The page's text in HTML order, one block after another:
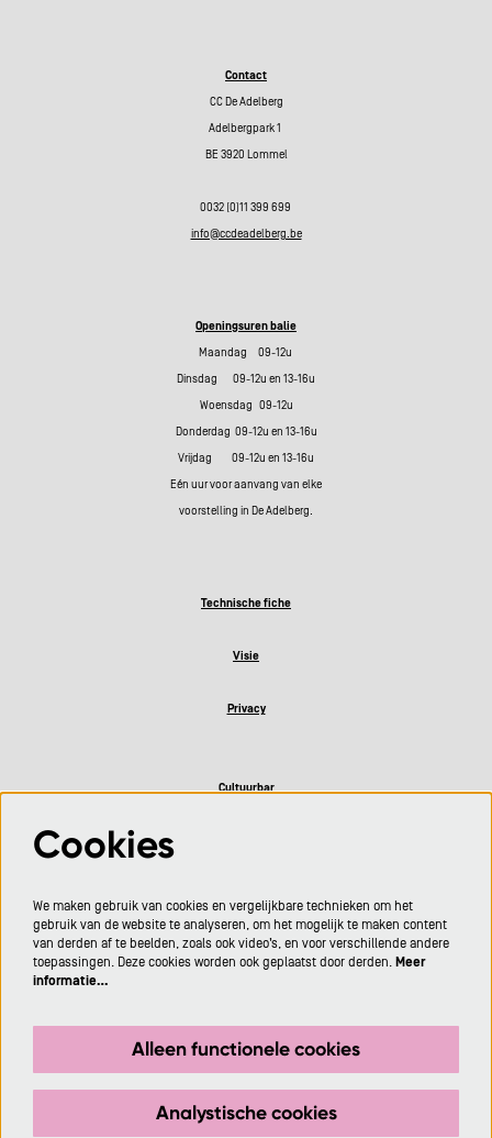
Contact
CC De Adelberg
Adelbergpark 1
BE 3920 Lommel
0032 (0)11 399 699
info@ccdeadelberg.be
Openingsuren balie
Maandag 09-12u
Dinsdag 09-12u en 13-16u
Woensdag 09-12u
Donderdag 09-12u en 13-16u
Vrijdag 09-12u en 13-16u
Eén uur voor aanvang van elke
voorstelling in De Adelberg.
Technische fiche
Visie
Privacy
Cultuurbar
Aanmelden
Cookies
We maken gebruik van cookies en vergelijkbare technieken om het
gebruik van de website te analyseren, om het mogelijk te maken content
van derden af te beelden, zoals ook video’s, en voor verschillende andere
toepassingen. Deze cookies worden ook geplaatst door derden. Meer
informatie…
Alleen functionele cookies
Analystische cookies